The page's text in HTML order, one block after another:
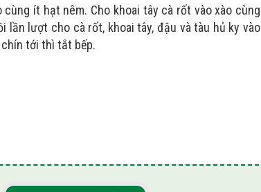
ít hạt nêm. Cho khoai tây cà rốt vào xào cùng
lần lượt cho cà rốt, khoai tây, đậu và tàu hủ ky vào
chín tới thì tắt bếp.